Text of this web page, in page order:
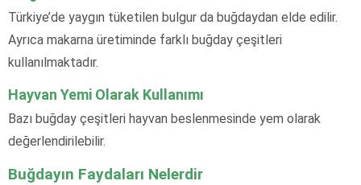
Türkiye’de yaygın tüketilen bulgur da buğdaydan elde edilir.
Ayrıca makarna üretiminde farklı buğday çeşitleri
kullanılmaktadır.
Hayvan Yemi Olarak Kullanımı
Bazı buğday çeşitleri hayvan beslenmesinde yem olarak
değerlendirilebilir.
Buğdayın Faydaları Nelerdir